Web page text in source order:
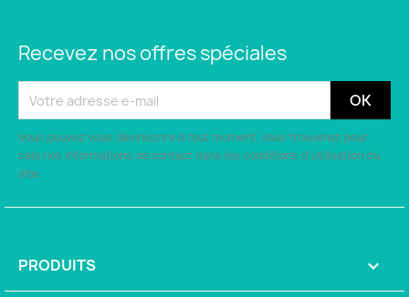
Recevez nos offres spéciales
Vous pouvez vous désinscrire à tout moment. Vous trouverez pour
cela nos informations de contact dans les conditions d'utilisation du
site.
PRODUITS 